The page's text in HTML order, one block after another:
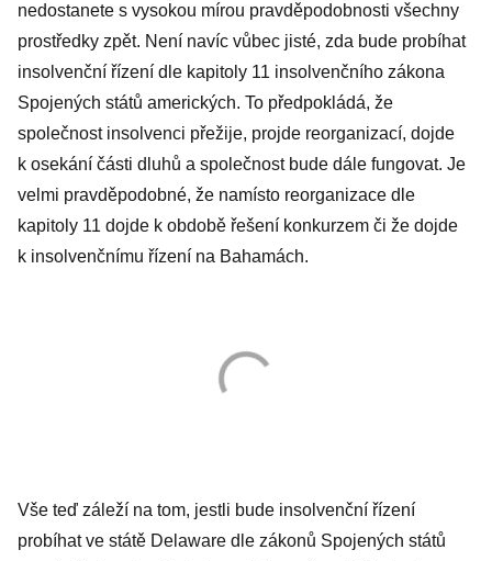
nedostanete s vysokou mírou pravděpodobnosti všechny
prostředky zpět. Není navíc vůbec jisté, zda bude probíhat
insolvenční řízení dle kapitoly 11 insolvenčního zákona
Spojených států amerických. To předpokládá, že
společnost insolvenci přežije, projde reorganizací, dojde
k osekání části dluhů a společnost bude dále fungovat. Je
velmi pravděpodobné, že namísto reorganizace dle
kapitoly 11 dojde k obdobě řešení konkurzem či že dojde
k insolvenčnímu řízení na Bahamách.
Vše teď záleží na tom, jestli bude insolvenční řízení
probíhat ve státě Delaware dle zákonů Spojených států